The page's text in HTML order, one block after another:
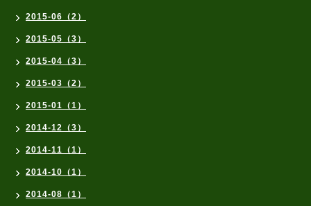
2015-06（2）
2015-05（3）
2015-04（3）
2015-03（2）
2015-01（1）
2014-12（3）
2014-11（1）
2014-10（1）
2014-08（1）